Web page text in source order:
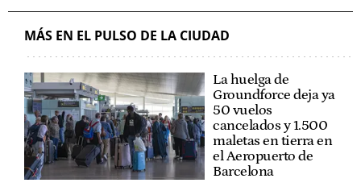
MÁS EN EL PULSO DE LA CIUDAD
La huelga de
Groundforce deja ya
50 vuelos
cancelados y 1.500
maletas en tierra en
el Aeropuerto de
Barcelona